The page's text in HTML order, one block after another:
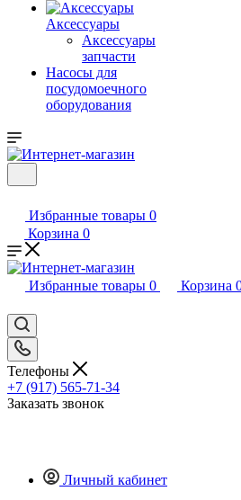
Аксессуары
Аксессуары
запчасти
Насосы для
посудомоечного
оборудования
Избранные товары 0
Корзина 0
Избранные товары 0 Корзина
Телефоны
+7 (917) 565-71-34
Заказать звонок
Личный кабинет